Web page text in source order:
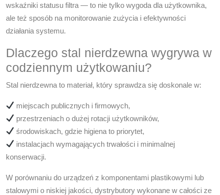
wskaźniki statusu filtra — to nie tylko wygoda dla użytkownika,
ale też sposób na monitorowanie zużycia i efektywności
działania systemu.
Dlaczego stal nierdzewna wygrywa w
codziennym użytkowaniu?
Stal nierdzewna to materiał, który sprawdza się doskonale w:
miejscach publicznych i firmowych,
przestrzeniach o dużej rotacji użytkowników,
środowiskach, gdzie higiena to priorytet,
instalacjach wymagających trwałości i minimalnej
konserwacji.
W porównaniu do urządzeń z komponentami plastikowymi lub
stalowymi o niskiej jakości, dystrybutory wykonane w całości ze